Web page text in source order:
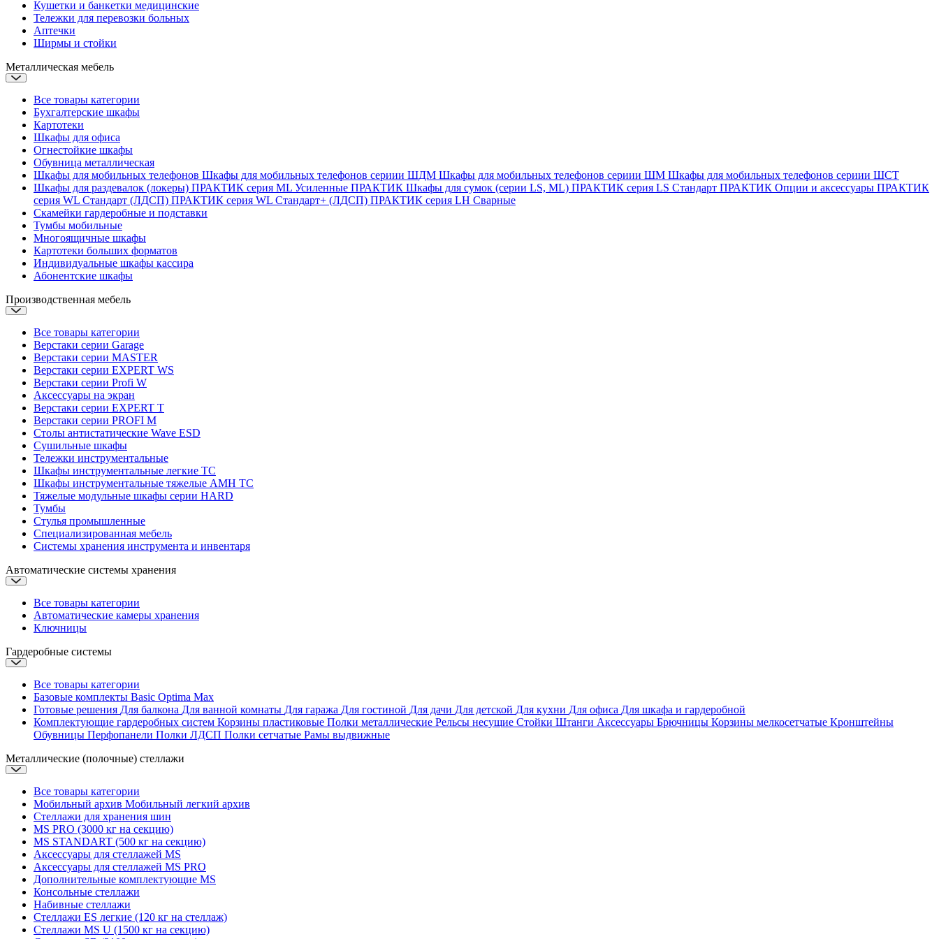
Кушетки и банкетки медицинские
Тележки для перевозки больных
Аптечки
Ширмы и стойки
Металлическая мебель
Все товары категории
Бухгалтерские шкафы
Картотеки
Шкафы для офиса
Огнестойкие шкафы
Обувница металлическая
Шкафы для мобильных телефонов Шкафы для мобильных телефонов сериии ШДМ Шкафы для мобильных телефонов сериии ШМ Шкафы для мобильных телефонов сериии ШСТ
Шкафы для раздевалок (локеры) ПРАКТИК серия ML Усиленные ПРАКТИК Шкафы для сумок (серии LS, ML) ПРАКТИК cерия LS Стандарт ПРАКТИК Опции и аксессуары ПРАКТИК
серия WL Стандарт (ЛДСП) ПРАКТИК серия WL Стандарт+ (ЛДСП) ПРАКТИК серия LH Сварные
Скамейки гардеробные и подставки
Тумбы мобильные
Многоящичные шкафы
Картотеки больших форматов
Индивидуальные шкафы кассира
Абонентские шкафы
Производственная мебель
Все товары категории
Верстаки серии Garage
Верстаки серии MASTER
Верстаки серии EXPERT WS
Верстаки серии Profi W
Аксессуары на экран
Верстаки серии EXPERT T
Верстаки серии PROFI M
Столы антистатические Wave ESD
Cушильные шкафы
Тележки инструментальные
Шкафы инструментальные легкие ТС
Шкафы инструментальные тяжелые AMH TC
Тяжелые модульные шкафы серии HARD
Тумбы
Стулья промышленные
Cпециализированная мебель
Системы хранения инструмента и инвентаря
Автоматические системы хранения
Все товары категории
Автоматические камеры хранения
Ключницы
Гардеробные системы
Все товары категории
Базовые комплекты Basic Optima Max
Готовые решения Для балкона Для ванной комнаты Для гаража Для гостиной Для дачи Для детской Для кухни Для офиса Для шкафа и гардеробной
Комплектующие гардеробных систем Корзины пластиковые Полки металлические Рельсы несущие Стойки Штанги Аксессуары Брючницы Корзины мелкосетчатые Кронштейны
Обувницы Перфопанели Полки ЛДСП Полки сетчатые Рамы выдвижные
Металлические (полочные) стеллажи
Все товары категории
Мобильный архив Мобильный легкий архив
Стеллажи для хранения шин
MS PRO (3000 кг на секцию)
MS STANDART (500 кг на секцию)
Аксессуары для стеллажей MS
Аксессуары для стеллажей MS PRO
Дополнительные комплектующие MS
Консольные стеллажи
Набивные стеллажи
Стеллажи ES легкие (120 кг на стеллаж)
Стеллажи MS U (1500 кг на секцию)